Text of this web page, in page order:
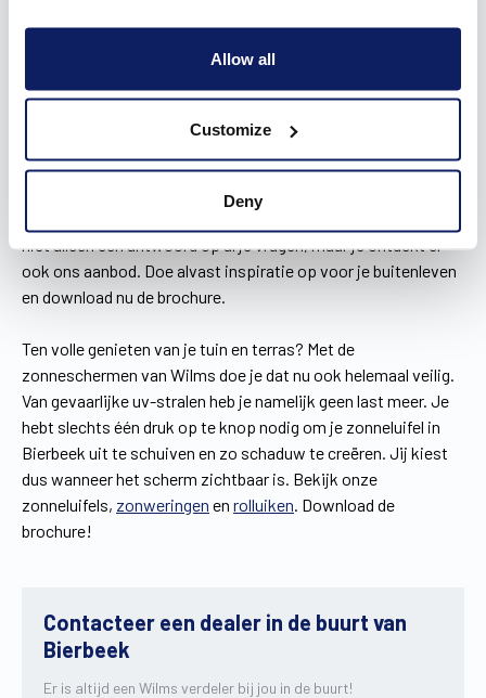
Allow all
Customize
Deny
Inspiratie voor je zonneluifel in Bierbeek
Het is geen makkelijk taak om een zonneluifel voor je woning
in Bierbeek te kiezen. Welk model? Zwart, of toch eerder wit?
Hoe kan je de luifel bedienen? En wat met sfeerverlichting?
niet alleen een antwoord op al je vragen, maar je ontdekt er
ook ons aanbod. Doe alvast inspiratie op voor je buitenleven
en download nu de brochure.
Ten volle genieten van je tuin en terras? Met de
zonneschermen van Wilms doe je dat nu ook helemaal veilig.
Van gevaarlijke uv-stralen heb je namelijk geen last meer. Je
hebt slechts één druk op te knop nodig om je zonneluifel in
Bierbeek uit te schuiven en zo schaduw te creëren. Jij kiest
dus wanneer het scherm zichtbaar is. Bekijk onze
zonneluifels, zonweringen en rolluiken. Download de
brochure!
Contacteer een dealer in de buurt van
Bierbeek
Er is altijd een Wilms verdeler bij jou in de buurt!